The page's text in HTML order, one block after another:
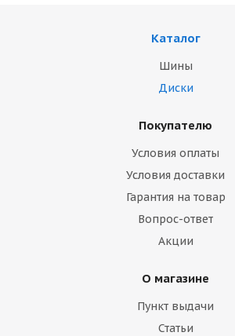
Каталог
Шины
Диски
Покупателю
Условия оплаты
Условия доставки
Гарантия на товар
Вопрос-ответ
Акции
О магазине
Пункт выдачи
Статьи